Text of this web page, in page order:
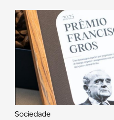
Sociedade